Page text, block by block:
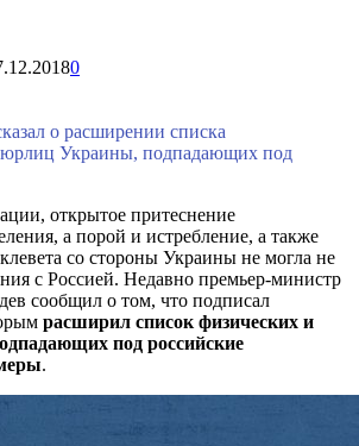
0
о расширении списка
юрлиц Украины, подпадающих под
открытое притеснение
а порой и истребление, а также
со стороны Украины не могла не
с Россией. Недавно премьер-министр
сообщил о том, что подписал
расширил список физических и
под российские
.